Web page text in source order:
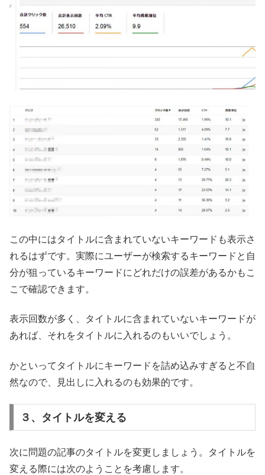
この中にはタイトルに含まれていないキーワードも表示さ
れるはずです。実際にユーザーが検索するキーワードと自
分が狙っているキーワードにどれだけの誤差があるかもこ
こで確認できます。
表示回数が多く、タイトルに含まれていないキーワードが
あれば、それをタイトルに入れるのもいいでしょう。
かといってタイトルにキーワードを詰め込みすぎると不自
然なので、見出しに入れるのも効果的です。
３、タイトルを変える
次に問題の記事のタイトルを変更しましょう。タイトルを
変える際には次のようことを考慮します。